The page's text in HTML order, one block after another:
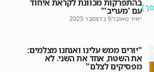
בהתפרקות מכוונת לקראת איחוד
עם 'מעריב'"
יאיר טאובר9 בדצמבר 2025
"יורים ממש עלינו ואנחנו מצלמים:
את השטח, אחד את השני. לא
מפסיקים לצלם"